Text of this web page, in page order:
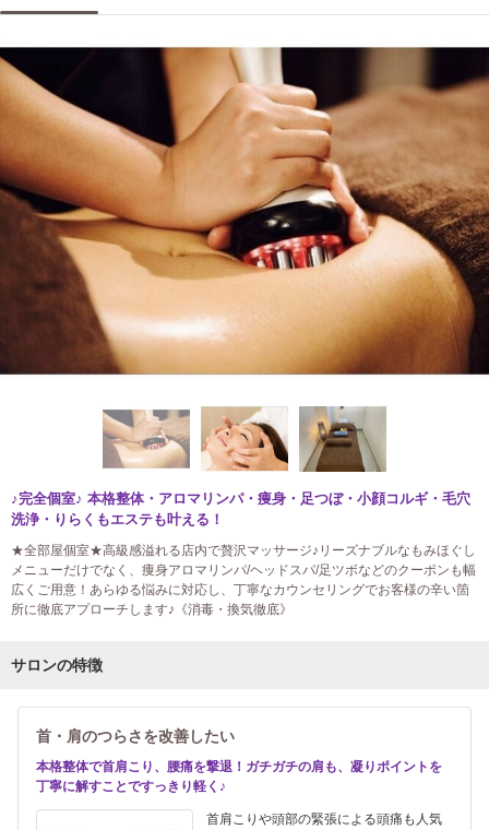
♪完全個室♪ 本格整体・アロマリンパ・痩身・足つぼ・小顔コルギ・毛穴
洗浄・りらくもエステも叶える！
★全部屋個室★高級感溢れる店内で贅沢マッサージ♪リーズナブルなもみほぐし
メニューだけでなく、痩身アロマリンパ/ヘッドスパ/足ツボなどのクーポンも幅
広くご用意！あらゆる悩みに対応し、丁寧なカウンセリングでお客様の辛い箇
所に徹底アプローチします♪《消毒・換気徹底》
サロンの特徴
首・肩のつらさを改善したい
本格整体で首肩こり、腰痛を撃退！ガチガチの肩も、凝りポイントを
丁寧に解すことですっきり軽く♪
首肩こりや頭部の緊張による頭痛も人気